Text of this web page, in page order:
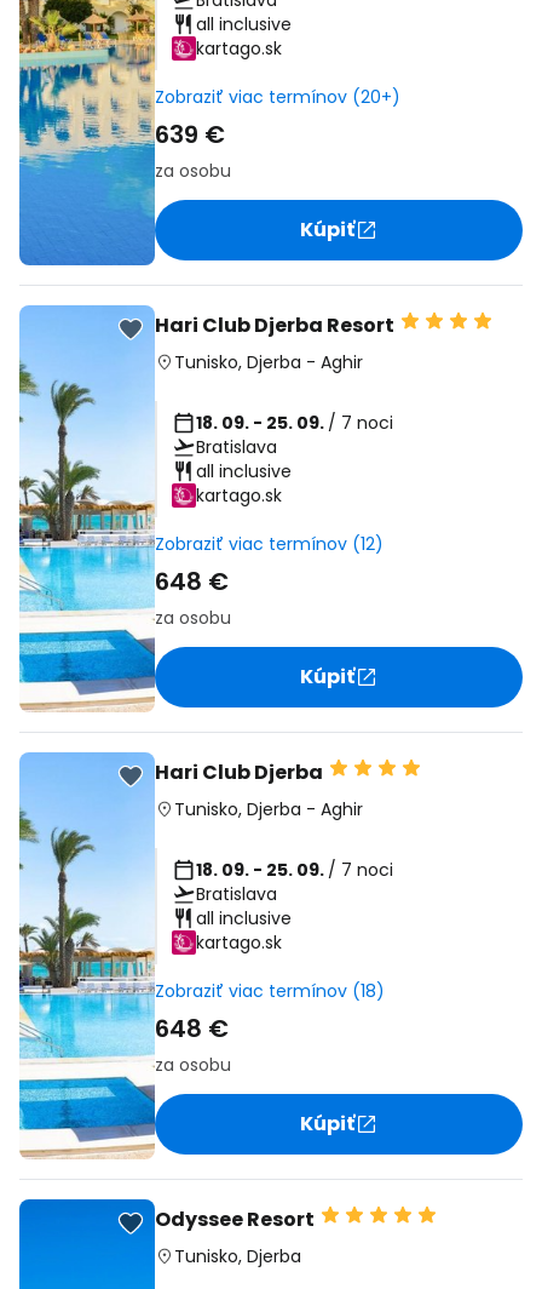
all inclusive
kartago.sk
Zobraziť viac termínov (20+)
639 €
za osobu
Kúpiť
Hari Club Djerba Resort
Tunisko, Djerba - Aghir
18. 09. - 25. 09. / 7 noci
Bratislava
all inclusive
kartago.sk
Zobraziť viac termínov (12)
648 €
za osobu
Kúpiť
Hari Club Djerba
Tunisko, Djerba - Aghir
18. 09. - 25. 09. / 7 noci
Bratislava
all inclusive
kartago.sk
Zobraziť viac termínov (18)
648 €
za osobu
Kúpiť
Odyssee Resort
Tunisko, Djerba